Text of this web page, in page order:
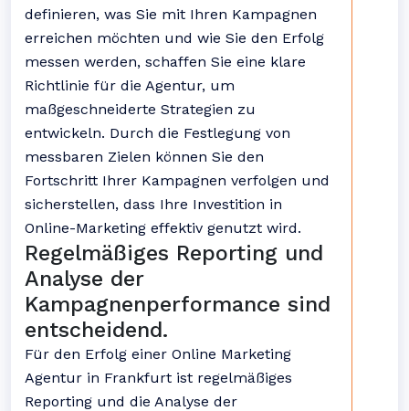
definieren, was Sie mit Ihren Kampagnen
erreichen möchten und wie Sie den Erfolg
messen werden, schaffen Sie eine klare
Richtlinie für die Agentur, um
maßgeschneiderte Strategien zu
entwickeln. Durch die Festlegung von
messbaren Zielen können Sie den
Fortschritt Ihrer Kampagnen verfolgen und
sicherstellen, dass Ihre Investition in
Online-Marketing effektiv genutzt wird.
Regelmäßiges Reporting und
Analyse der
Kampagnenperformance sind
entscheidend.
Für den Erfolg einer Online Marketing
Agentur in Frankfurt ist regelmäßiges
Reporting und die Analyse der